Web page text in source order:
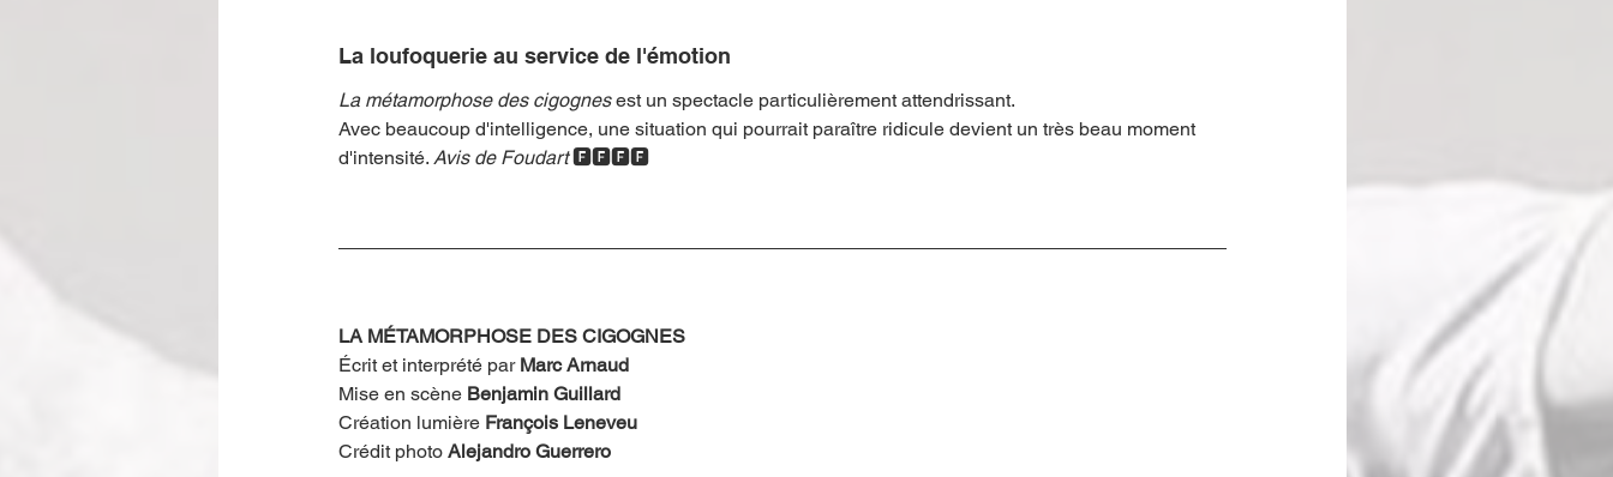
La loufoquerie au service de l'émotion
La métamorphose des cigognes est un spectacle particulièrement attendrissant.
Avec beaucoup d'intelligence, une situation qui pourrait paraître ridicule devient un très beau moment
d'intensité. Avis de Foudart 🅵🅵🅵🅵
LA MÉTAMORPHOSE DES CIGOGNES
Écrit et interprété par Marc Arnaud
Mise en scène Benjamin Guillard
Création lumière François Leneveu
Crédit photo Alejandro Guerrero